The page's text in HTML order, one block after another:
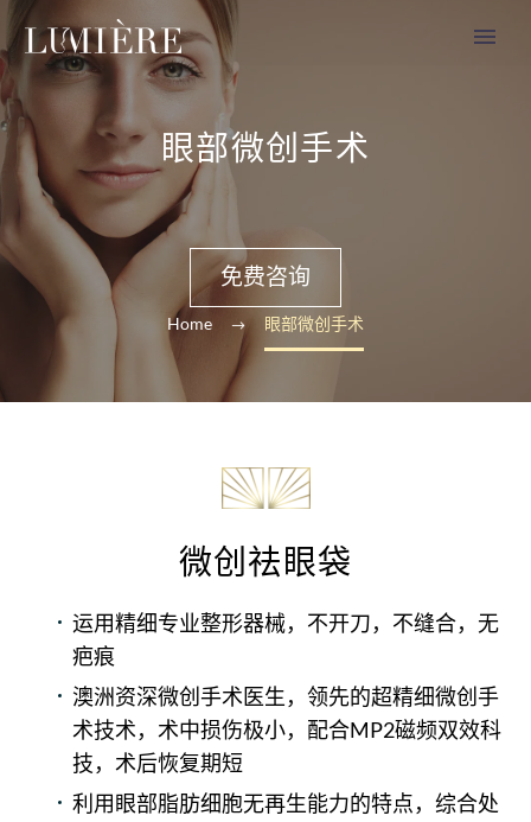
眼部微创手术
免费咨询
Home 眼部微创手术
微创祛眼袋
运用精细专业整形器械，不开刀，不缝合，无
疤痕
澳洲资深微创手术医生，领先的超精细微创手
术技术，术中损伤极小，配合MP2磁频双效科
技，术后恢复期短
利用眼部脂肪细胞无再生能力的特点，综合处